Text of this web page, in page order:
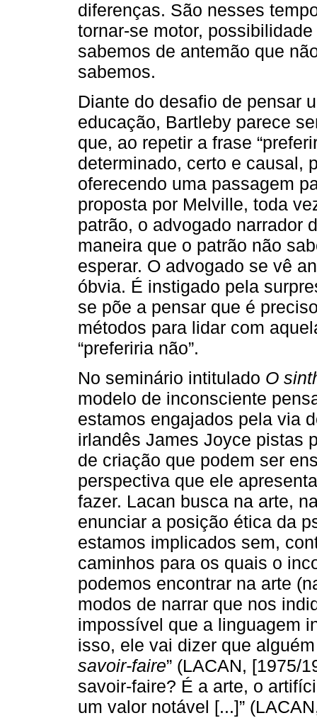
diferenças. São nesses
tornar-se motor,
sabemos de antemão que
sabemos.
Diante do desafio de pensar
educação, Bartleby parece
que, ao repetir a frase
determinado, certo e causal,
oferecendo uma passagem
proposta por Melville, toda
patrão, o advogado narrador
maneira que o patrão não
esperar. O advogado se vê
óbvia. É instigado pela
se põe a pensar que é
métodos para lidar com
“preferiria não”.
No seminário intitulado O
modelo de inconsciente
estamos engajados pela via
irlandês James Joyce pistas
de criação que podem ser
perspectiva que ele
fazer. Lacan busca na arte,
enunciar a posição ética da
estamos implicados sem,
caminhos para os quais o
podemos encontrar na arte
modos de narrar que nos
impossível que a linguagem
isso, ele vai dizer que
savoir-faire” (LACAN, [1975/
savoir-faire? É a arte, o
um valor notável [...]”